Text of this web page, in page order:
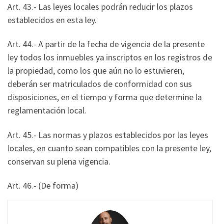
Art. 43.- Las leyes locales podrán reducir los plazos
establecidos en esta ley.
Art. 44.- A partir de la fecha de vigencia de la presente
ley todos los inmuebles ya inscriptos en los registros de
la propiedad, como los que aún no lo estuvieren,
deberán ser matriculados de conformidad con sus
disposiciones, en el tiempo y forma que determine la
reglamentación local.
Art. 45.- Las normas y plazos establecidos por las leyes
locales, en cuanto sean compatibles con la presente ley,
conservan su plena vigencia.
Art. 46.- (De forma)